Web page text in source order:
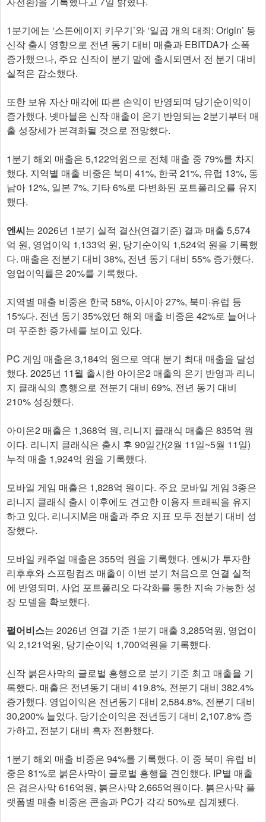
1분기에는 ‘스톤에이지 키우기’와 ‘일곱 개의 대죄: Origin’ 등
신작 출시 영향으로 전년 동기 대비 매출과 EBITDA가 소폭
증가했으나, 주요 신작이 분기 말에 출시되면서 전 분기 대비
실적은 감소했다.
또한 보유 자산 매각에 따른 손익이 반영되며 당기순이익이
증가했다. 넷마블은 신작 매출이 온기 반영되는 2분기부터 매
출 성장세가 본격화될 것으로 전망했다.
1분기 해외 매출은 5,122억원으로 전체 매출 중 79%를 차지
했다. 지역별 매출 비중은 북미 41%, 한국 21%, 유럽 13%, 동
남아 12%, 일본 7%, 기타 6%로 다변화된 포트폴리오를 유지
했다.
엔씨는 2026년 1분기 실적 결산(연결기준) 결과 매출 5,574
억 원, 영업이익 1,133억 원, 당기순이익 1,524억 원을 기록했
다. 매출은 전분기 대비 38%, 전년 동기 대비 55% 증가했다.
영업이익률은 20%를 기록했다.
지역별 매출 비중은 한국 58%, 아시아 27%, 북미·유럽 등
15%다. 전년 동기 35%였던 해외 매출 비중은 42%로 늘어나
며 꾸준한 증가세를 보이고 있다.
PC 게임 매출은 3,184억 원으로 역대 분기 최대 매출을 달성
했다. 2025년 11월 출시한 아이온2 매출의 온기 반영과 리니
지 클래식의 흥행으로 전분기 대비 69%, 전년 동기 대비
210% 성장했다.
아이온2 매출은 1,368억 원, 리니지 클래식 매출은 835억 원
이다. 리니지 클래식은 출시 후 90일간(2월 11일~5월 11일)
누적 매출 1,924억 원을 기록했다.
모바일 게임 매출은 1,828억 원이다. 주요 모바일 게임 3종은
리니지 클래식 출시 이후에도 견고한 이용자 트래픽을 유지
하고 있다. 리니지M은 매출과 주요 지표 모두 전분기 대비 성
장했다.
모바일 캐주얼 매출은 355억 원을 기록했다. 엔씨가 투자한
리후후와 스프링컴즈 매출이 이번 분기 처음으로 연결 실적
에 반영되며, 사업 포트폴리오 다각화를 통한 지속 가능한 성
장 모델을 확보했다.
펄어비스는 2026년 연결 기준 1분기 매출 3,285억원, 영업이
익 2,121억원, 당기순이익 1,700억원을 기록했다.
신작 붉은사막의 글로벌 흥행으로 분기 기준 최고 매출을 기
록했다. 매출은 전년동기 대비 419.8%, 전분기 대비 382.4%
증가했다. 영업이익은 전년동기 대비 2,584.8%, 전분기 대비
30,200% 늘었다. 당기순이익은 전년동기 대비 2,107.8% 증
가하고, 전분기 대비 흑자 전환했다.
1분기 해외 매출 비중은 94%를 기록했다. 이 중 북미 유럽 비
중은 81%로 붉은사막이 글로벌 흥행을 견인했다. IP별 매출
은 검은사막 616억원, 붉은사막 2,665억원이다. 붉은사막 플
랫폼별 매출 비중은 콘솔과 PC가 각각 50%로 집계됐다.